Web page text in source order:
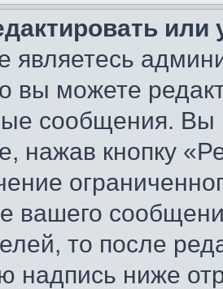
являетесь
вы можете
сообщения. Вы
нажав кнопку
вашего
то после
надпись ниже